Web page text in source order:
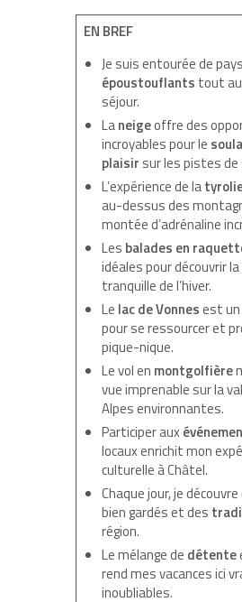
EN BREF
Je suis entourée de
époustouflants tout
séjour.
Laneigeoffre des
incroyables pour le
plaisir sur les pistes de
L’expérience de la
au-dessus des
montée d’adrénaline
Les balades en
idéales pour découvrir
tranquille de l’hiver.
Le lac de Vonnesest un
pour se ressourcer et
pique-nique.
Le vol en montgolfière
vue imprenable sur la
Alpes environnantes.
Participer aux
locaux enrichit mon
culturelle à Châtel.
Chaque jour, je
bien gardés et des
région.
Le mélange de détente
rend mes vacances ici
inoubliables.